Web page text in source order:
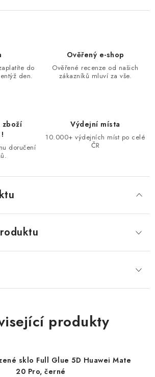
do
den.
Ověřený e-shop
Ověřené recenze od našich
zákazníků mluví za vše.
zboží
doručení
Výdejní místa
10.000+ výdejních míst po celé
ČR
produkty
sklo Full Glue 5D Huawei Mate
20 Pro, černé